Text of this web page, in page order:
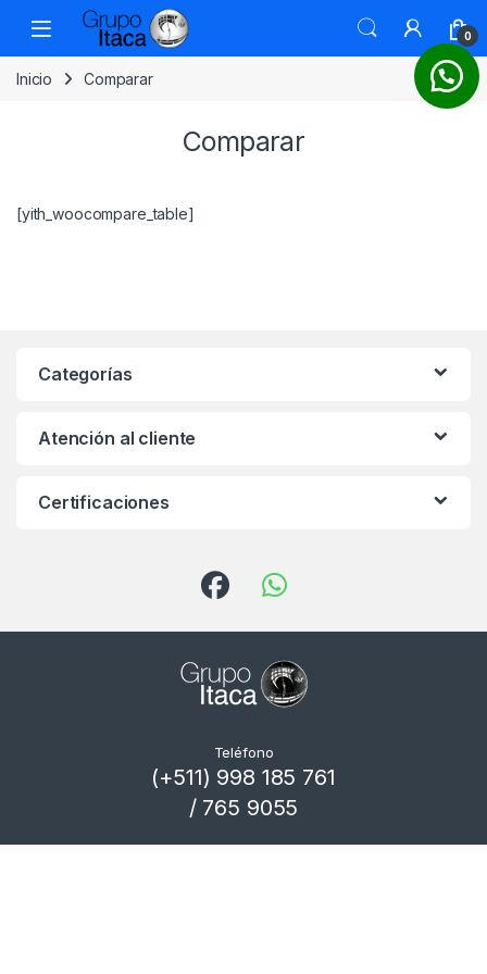
0
Inicio Comparar
Comparar
[yith_woocompare_table]
Categorías
Atención al cliente
Certificaciones
Teléfono
(+511) 998 185 761
/ 765 9055